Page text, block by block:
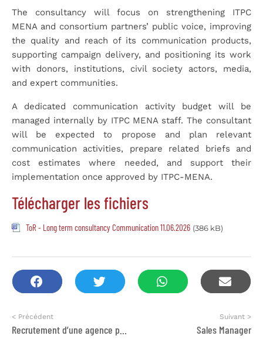
The consultancy will focus on strengthening ITPC
MENA and consortium partners’ public voice, improving
the quality and reach of its communication products,
supporting campaign delivery, and positioning its work
with donors, institutions, civil society actors, media,
and expert communities.
A dedicated communication activity budget will be
managed internally by ITPC MENA staff. The consultant
will be expected to propose and plan relevant
communication activities, prepare related briefs and
cost estimates where needed, and support their
implementation once approved by ITPC-MENA.
Télécharger les fichiers
ToR - Long term consultancy Communication 11.06.2026 (386 kB)
< Précédent Suivant >
Sales Manager